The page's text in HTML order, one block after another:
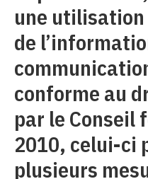
une
de
conforme au
par le Conseil
2010, celui-ci
plusieurs